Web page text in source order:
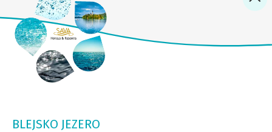
BLEJSKO JEZERO